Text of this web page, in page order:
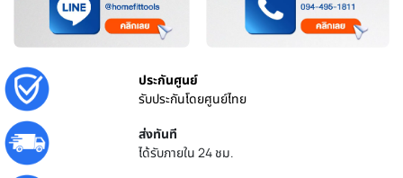
ประกันศูนย์
รับประกันโดยศูนย์ไทย
ส่งทันที
ได้รับภายใน 24 ชม.